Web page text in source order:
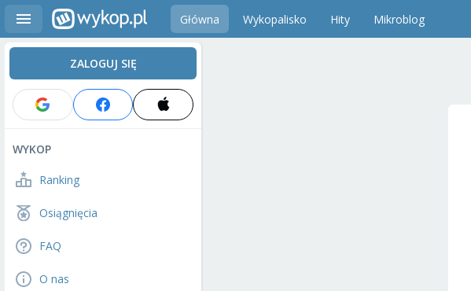
Główna Wykopalisko Hity Mikroblog
ZALOGUJ SIĘ
WYKOP
Ranking
Osiągnięcia
FAQ
O nas